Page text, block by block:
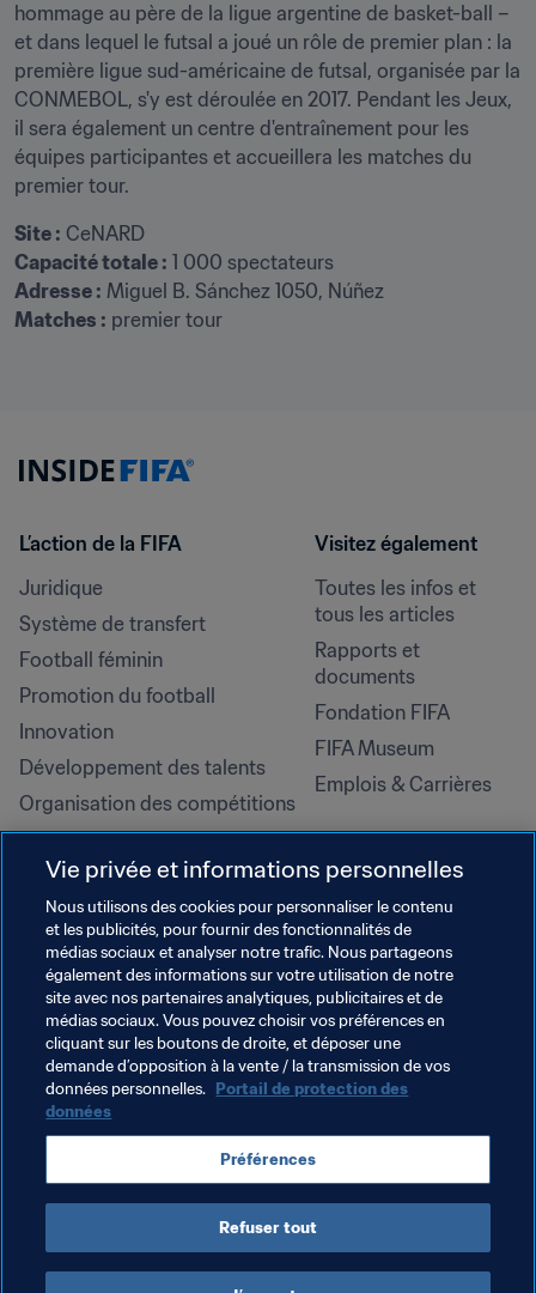
hommage au père de la ligue argentine de basket-ball –
et dans lequel le futsal a joué un rôle de premier plan : la
première ligue sud-américaine de futsal, organisée par la
CONMEBOL, s'y est déroulée en 2017. Pendant les Jeux,
il sera également un centre d'entraînement pour les
équipes participantes et accueillera les matches du
premier tour.
Site :
Capacité totale :
Adresse :
Matches : premier tour
L’action de la FIFA
Juridique
Système de transfert
Football féminin
Promotion du football
Innovation
Développement des talents
Organisation des compétitions
Développement durable
Droits de l'homme et lutte contre
la discrimination
Santé et médical
Initiatives en matière de
formation
Visitez également
Toutes les infos et
tous les articles
Rapports et
documents
Fondation FIFA
FIFA Museum
Emplois & Carrières
CONDITIONS D'UTILISATION
PORTAIL DE LA FIFA SUR LA PROTECTION DES DONNÉES
TÉLÉCHARGEMENTS
PARAMÈTRAGE DES COOKIES
Droits d'auteur © 1994 - 2025 FIFA. Tous les droits sont réservés.
Vie privée et informations personnelles
Nous utilisons des cookies pour personnaliser le contenu
et les publicités, pour fournir des fonctionnalités de
médias sociaux et analyser notre trafic. Nous partageons
également des informations sur votre utilisation de notre
site avec nos partenaires analytiques, publicitaires et de
médias sociaux. Vous pouvez choisir vos préférences en
cliquant sur les boutons de droite, et déposer une
demande d’opposition à la vente / la transmission de vos
données personnelles. Portail de protection des
données
Préférences
Refuser tout